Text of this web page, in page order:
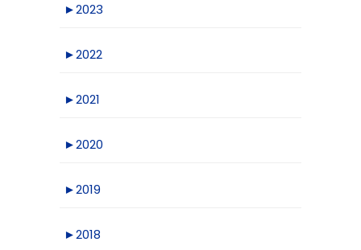
►2023
►2022
►2021
►2020
►2019
►2018